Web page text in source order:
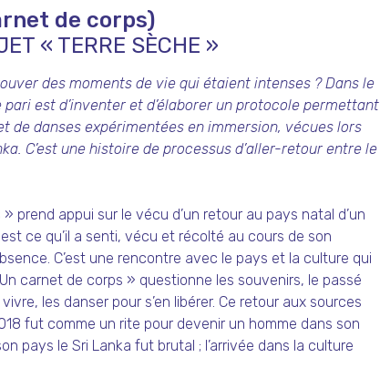
de corps)
« TERRE SÈCHE »
des moments de vie qui étaient intenses ? Dans le
est d’inventer et d’élaborer un protocole permettant
de danses expérimentées en immersion, vécues lors
C’est une histoire de processus d’aller-retour entre le
prend appui sur le vécu d’un retour au pays natal d’un
ce qu’il a senti, vécu et récolté au cours de son
C’est une rencontre avec le pays et la culture qui
carnet de corps » questionne les souvenirs, le passé
les danser pour s’en libérer. Ce retour aux sources
fut comme un rite pour devenir un homme dans son
pays le Sri Lanka fut brutal ; l’arrivée dans la culture